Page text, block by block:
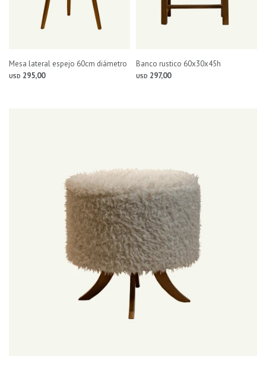
Mesa lateral espejo 60cm diámetro
USD 295,00
Banco rustico 60x30x45h
USD 297,00